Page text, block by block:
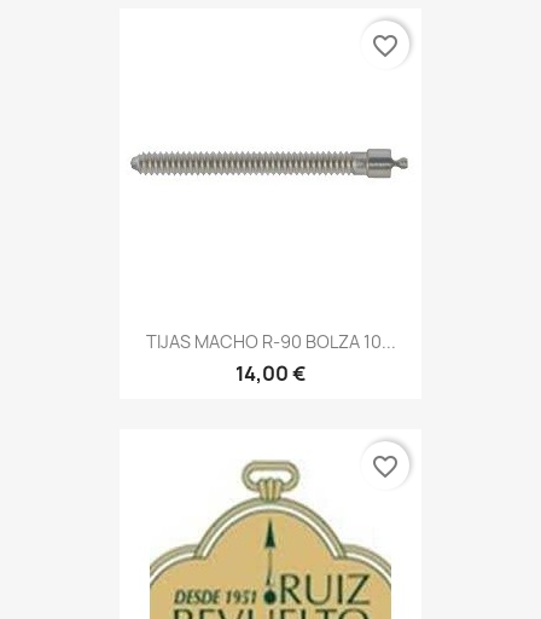
TIJAS MACHO R-90 BOLZA 10...
14,00 €
favorite_border
favorite_border